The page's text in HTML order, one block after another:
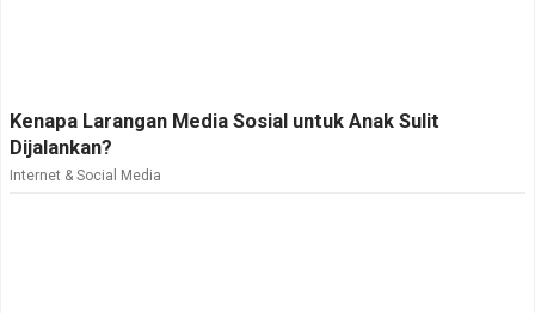
Kenapa Larangan Media Sosial untuk Anak Sulit
Dijalankan?
Internet & Social Media